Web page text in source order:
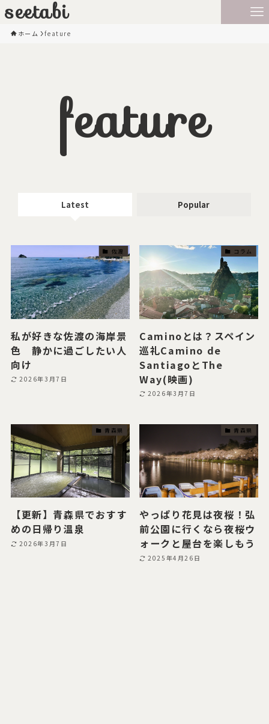
seetabi
ホーム feature
feature
Latest Popular
佐渡
私が好きな佐渡の海岸景
色 静かに過ごしたい人
向け
2026年3月7日
コラム
Caminoとは？スペイン
巡礼Camino de
SantiagoとThe
Way(映画)
2026年3月7日
青森県
【更新】青森県でおすす
めの日帰り温泉
2026年3月7日
青森県
やっぱり花見は夜桜！弘
前公園に行くなら夜桜ウ
ォークと屋台を楽しもう
2025年4月26日